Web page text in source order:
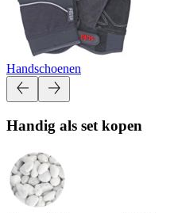
Handschoenen
Handig als set kopen